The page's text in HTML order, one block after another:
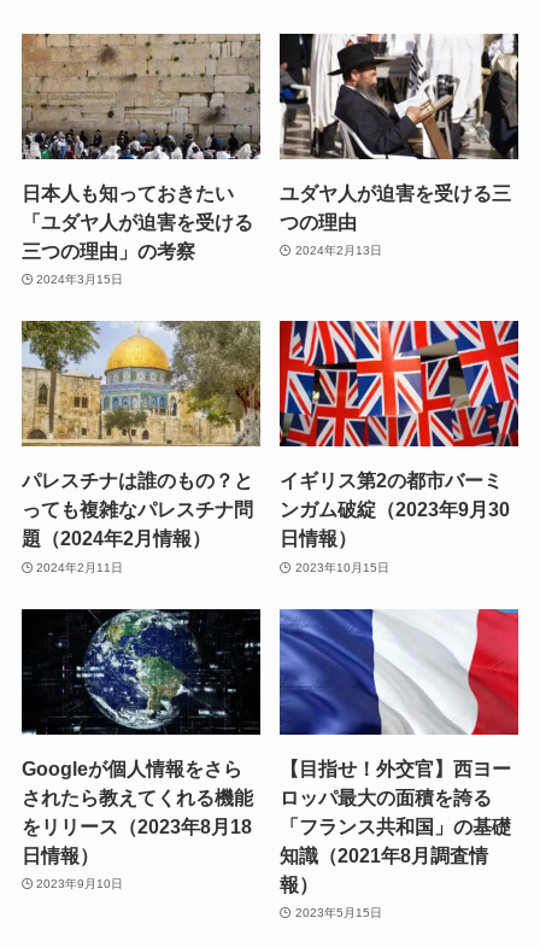
日本人も知っておきたい
「ユダヤ人が迫害を受ける
三つの理由」の考察
2024年3月15日
ユダヤ人が迫害を受ける三
つの理由
2024年2月13日
パレスチナは誰のもの？と
っても複雑なパレスチナ問
題（2024年2月情報）
2024年2月11日
イギリス第2の都市バーミ
ンガム破綻（2023年9月30
日情報）
2023年10月15日
Googleが個人情報をさら
されたら教えてくれる機能
をリリース（2023年8月18
日情報）
2023年9月10日
【目指せ！外交官】西ヨー
ロッパ最大の面積を誇る
「フランス共和国」の基礎
知識（2021年8月調査情
報）
2023年5月15日